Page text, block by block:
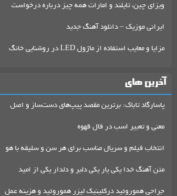
ویزای چین، تایلند و امارات همه چیز درباره درخواست
ایرانی موزیک – دانلود آهنگ جدید
مزایا و معایب استفاده از ماژول LED در روشنایی خانگ
آخرین های
پاسارگاد تاباک: برترین مقصد پیپ‌های دست‌ساز و اصل
معنی و تعبیر اسب در فال قهوه
انتخاب فیلم و سریال مناسب برای هر سن و سلیقه با هو
متن آهنگ خدا یکی یار یکی دلبر و دلدار یکی از امید
جراحی هموروئید درکلینیک لیزر هموروئید و هزینه عمل